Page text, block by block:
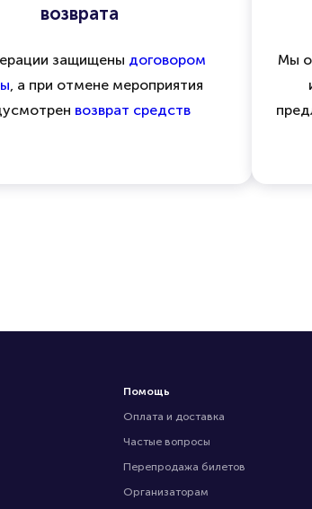
возврата
защищены договором
, а при отмене мероприятия
возврат средств
Мы
Помощь
Оплата и доставка
Частые вопросы
Перепродажа билетов
Организаторам